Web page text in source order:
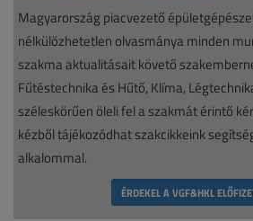
Magyarország piacvezető
nélkülözhetetlen olvasmánya minden
szakma aktualitásait követő
Fűtéstechnika és Hűtő, Klíma,
széleskörűen öleli fel a szakmát érintő
kézből tájékozódhat szakcikkeink
alkalommal.
ÉRDEKEL A VGF&HKL